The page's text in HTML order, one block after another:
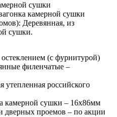
сушки
камерной сушки
Деревянная, из
сушки.
(с фурнитурой)
филенчатые –
утепленная российского
камерной сушки – 16х86мм
проемов – по акции